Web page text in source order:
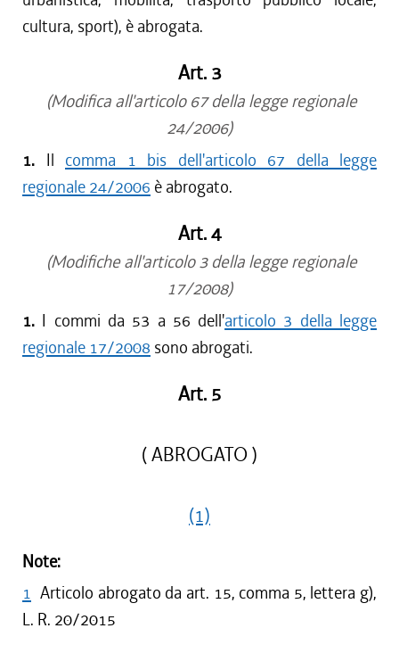
cultura, sport), è abrogata.
Art. 3
(Modifica all'articolo 67 della legge regionale
24/2006)
1. Il comma 1 bis dell'articolo 67 della legge
regionale 24/2006 è abrogato.
Art. 4
(Modifiche all'articolo 3 della legge regionale
17/2008)
1. I commi da 53 a 56 dell'articolo 3 della legge
regionale 17/2008 sono abrogati.
Art. 5
( ABROGATO )
(1)
Note:
1 Articolo abrogato da art. 15, comma 5, lettera g),
L. R. 20/2015